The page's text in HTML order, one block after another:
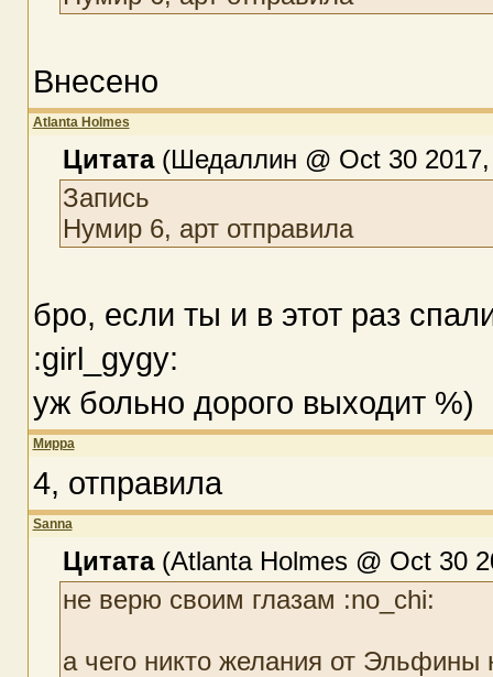
Внесено
Atlanta Holmes
Цитата(Шедаллин @ Oct 30 2017,
Запись
Нумир 6, арт отправила
бро, если ты и в этот раз
:girl_gygy:
уж больно дорого выходит %)
Мирра
4, отправила
Sanna
Цитата(Atlanta Holmes @ Oct 30
не верю своим глазам :no_chi:
а чего никто желания от Эльфины